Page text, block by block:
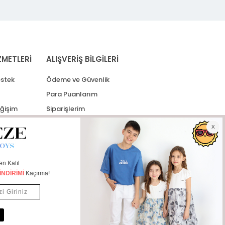
ALIŞVERİŞ BİLGİLERİ
Ödeme ve Güvenlik
Para Puanlarım
Siparişlerim